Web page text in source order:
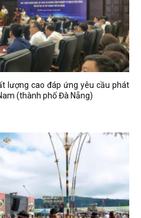
lượng cao đáp ứng yêu cầu phát
(thành phố Đà Nẵng)